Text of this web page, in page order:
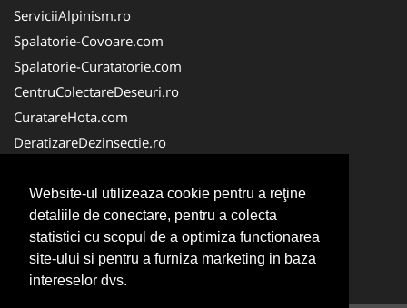
Website-ul utilizeaza cookie pentru a reţine
detaliile de conectare, pentru a colecta
statistici cu scopul de a optimiza functionarea
site-ului si pentru a furniza marketing in baza
intereselor dvs.
ServiciiAlpinism.ro
Spalatorie-Covoare.com
Spalatorie-Curatatorie.com
CentruColectareDeseuri.ro
CuratareHota.com
DeratizareDezinsectie.ro
ColectareDeseuriMedicale.com
FirmaDeratizare.ro
Service-Reparatii.com
Servicii-DDD.com